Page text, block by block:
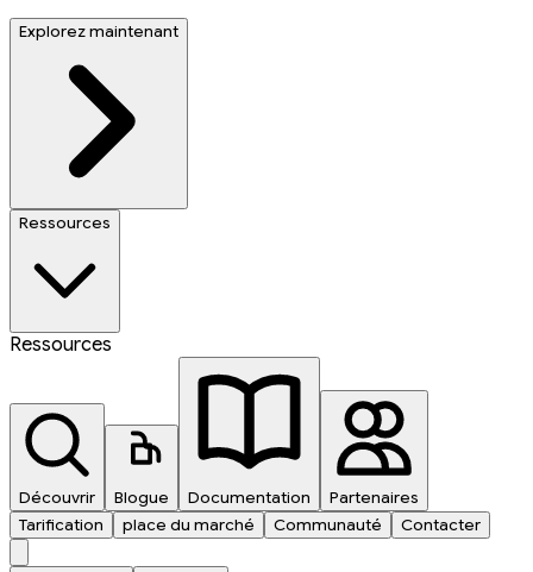
Explorez maintenant
Ressources
Ressources
Découvrir Blogue Documentation
Partenaires
Tarification
place du marché Communauté Contacter